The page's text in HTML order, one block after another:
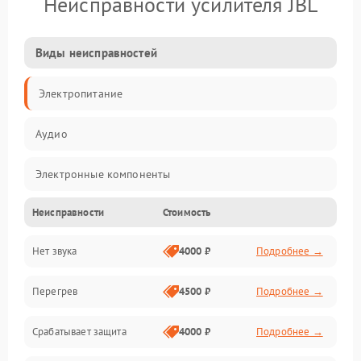
Виды неисправностей
Электропитание
Аудио
Электронные компоненты
Управление
Корпус/Герметичность
Неисправности Стоимость
Нет звука 4000 ₽ Подробнее →
Перегрев 4500 ₽ Подробнее →
Срабатывает защита 4000 ₽ Подробнее →